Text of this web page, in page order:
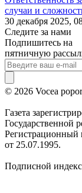
случаи и
30 декабря 2025,
Следите за нами
Подпишитесь на
пятничную
© 2026 Vocea
Газета
Государственной
Регистрационный
от 25.07.1995.
Подписной